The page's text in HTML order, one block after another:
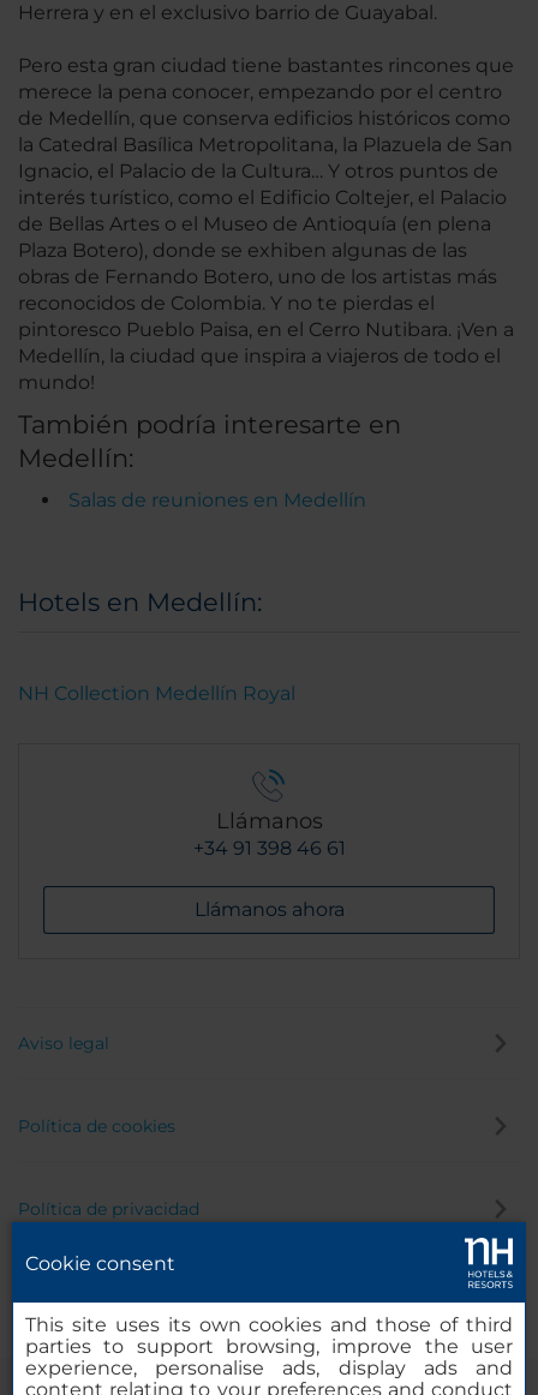
Herrera y en el exclusivo barrio de Guayabal.
Pero esta gran ciudad tiene bastantes rincones que
merece la pena conocer, empezando por el centro
de Medellín, que conserva edificios históricos como
la Catedral Basílica Metropolitana, la Plazuela de San
Ignacio, el Palacio de la Cultura… Y otros puntos de
interés turístico, como el Edificio Coltejer, el Palacio
de Bellas Artes o el Museo de Antioquía (en plena
Plaza Botero), donde se exhiben algunas de las
obras de Fernando Botero, uno de los artistas más
reconocidos de Colombia. Y no te pierdas el
pintoresco Pueblo Paisa, en el Cerro Nutibara. ¡Ven a
Medellín, la ciudad que inspira a viajeros de todo el
mundo!
También podría interesarte en
Medellín:
Salas de reuniones en Medellín
Hotels en Medellín:
NH Collection Medellín Royal
Llámanos
+34 91 398 46 61
Llámanos ahora
Aviso legal
Política de cookies
Política de privacidad
Cookie consent
This site uses its own cookies and those of third
parties to support browsing, improve the user
experience, personalise ads, display ads and
content relating to your preferences and conduct